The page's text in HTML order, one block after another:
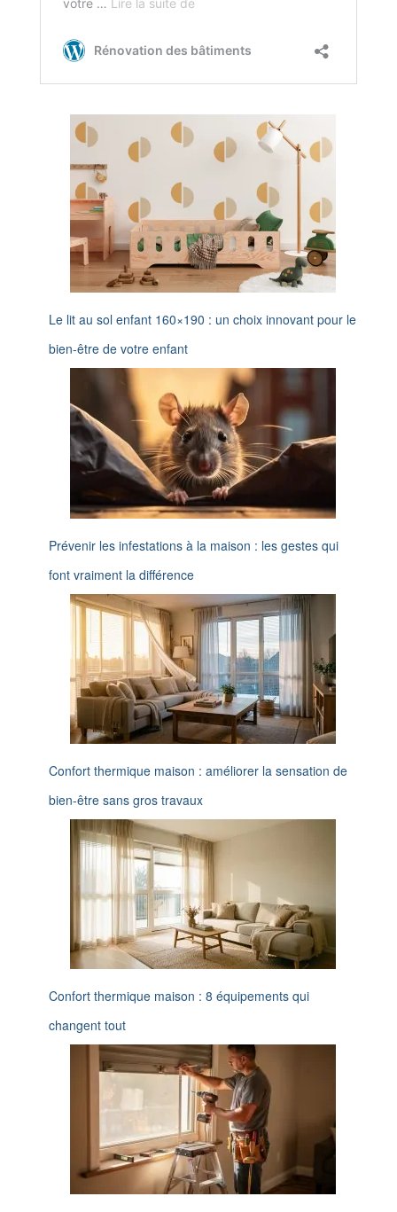
Le lit au sol enfant 160×190 : un choix innovant pour le
bien-être de votre enfant
Prévenir les infestations à la maison : les gestes qui
font vraiment la différence
Confort thermique maison : améliorer la sensation de
bien-être sans gros travaux
Confort thermique maison : 8 équipements qui
changent tout